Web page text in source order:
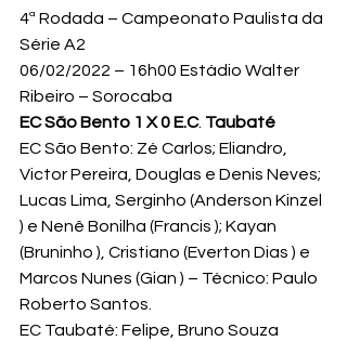
4ª Rodada – Campeonato Paulista da
Série A2
06/02/2022 – 16h00 Estádio Walter
Ribeiro – Sorocaba
EC São Bento 1 X 0 E.C. Taubaté
EC São Bento: Zé Carlos; Eliandro,
Victor Pereira, Douglas e Denis Neves;
Lucas Lima, Serginho (Anderson Kinzel
) e Nenê Bonilha (Francis ); Kayan
(Bruninho ), Cristiano (Everton Dias ) e
Marcos Nunes (Gian ) – Técnico: Paulo
Roberto Santos.
EC Taubaté: Felipe, Bruno Souza